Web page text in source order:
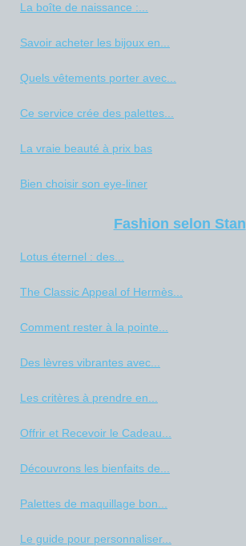
La boîte de naissance :...
Savoir acheter les bijoux en...
Quels vêtements porter avec...
Ce service crée des palettes...
La vraie beauté à prix bas
Bien choisir son eye-liner
Fashion selon Stan
Lotus éternel : des...
The Classic Appeal of Hermès...
Comment rester à la pointe...
Des lèvres vibrantes avec...
Les critères à prendre en...
Offrir et Recevoir le Cadeau...
Découvrons les bienfaits de...
Palettes de maquillage bon...
Le guide pour personnaliser...